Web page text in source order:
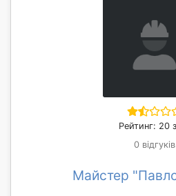
Рейтинг: 20
0 відгуків
Майстер